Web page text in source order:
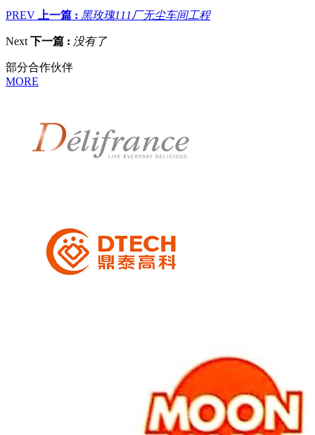
PREV 上一篇 : 黑玫瑰111厂无尘车间工程
Next 下一篇 : 没有了
部分合作伙伴
MORE